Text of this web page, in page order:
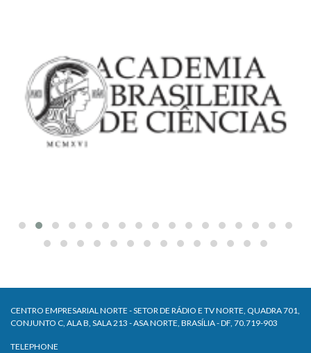
CENTRO EMPRESARIAL NORTE - SETOR DE RÁDIO E TV NORTE, QUADRA 701,
CONJUNTO C, ALA B, SALA 213 - ASA NORTE, BRASÍLIA - DF, 70.719-903
TELEPHONE